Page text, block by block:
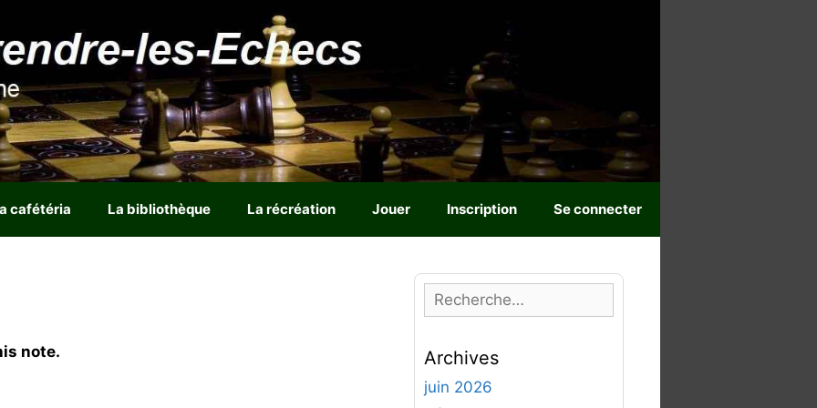
cafétéria La bibliothèque La récréation Jouer Inscription Se connecter
note.
e
h
e
Archives
juin 2026